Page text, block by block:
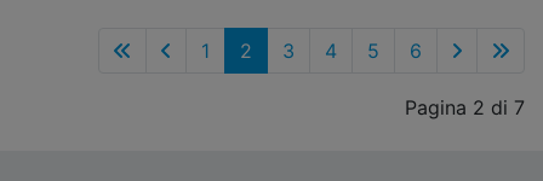
1 2 3 4 5 6
Pagina 2 di 7